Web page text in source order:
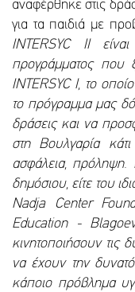
αναφέρθηκε στις
για τα παιδιά με
INTERSYC II
προγράμματος που
INTERSYC Ι, το
το πρόγραμμα μας
δράσεις και να
στη Βουλγαρία
ασφάλεια, πρόληψη.
δημόσιου, είτε του
Nadja Center
Education -
κινητοποιήσουν τις
να έχουν την
κάποιο πρόβλημα